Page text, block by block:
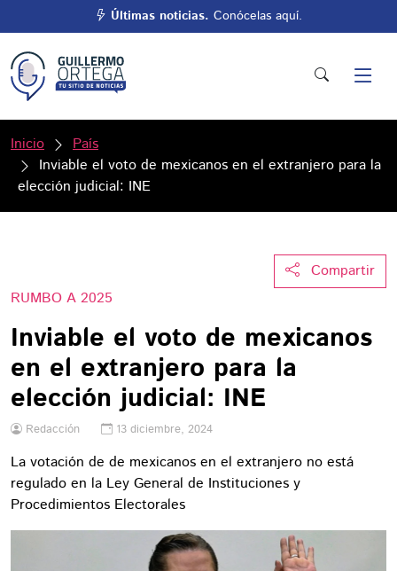
Últimas noticias. Conócelas aquí.
Inicio
País
Inviable el voto de mexicanos en el extranjero para la
elección judicial: INE
Compartir
RUMBO A 2025
Inviable el voto de mexicanos
en el extranjero para la
elección judicial: INE
Redacción 13 diciembre, 2024
La votación de de mexicanos en el extranjero no está
regulado en la Ley General de Instituciones y
Procedimientos Electorales